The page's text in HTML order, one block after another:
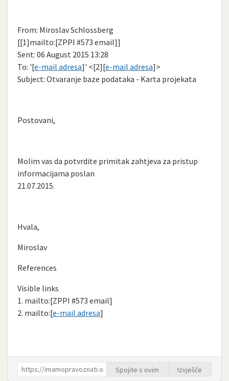
From: Miroslav Schlossberg
[[1]mailto:[ZPPI #573 email]]
Sent: 06 August 2015 13:28
To: '[e-mail adresa]' <[2][e-mail adresa]>
Subject: Otvaranje baze podataka - Karta projekata
Postovani,
Molim vas da potvrdite primitak zahtjeva za pristup
informacijama poslan
21.07.2015.
Hvala,
Miroslav
References
Visible links
1. mailto:[ZPPI #573 email]
2. mailto:[e-mail adresa]
Spojite s ovim Izvješće